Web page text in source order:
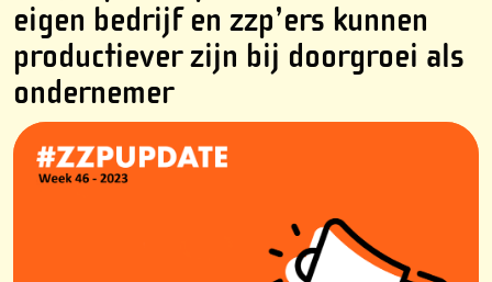
eigen bedrijf en zzp’ers kunnen
productiever zijn bij doorgroei als
ondernemer